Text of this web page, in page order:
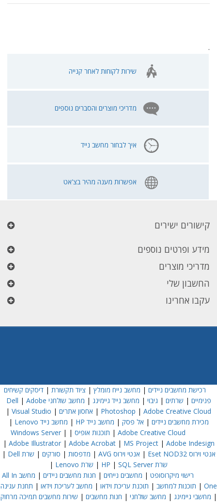
.
שירות לקוחות לאחר קנייה
מדריכי מוצרים והסברים נוספים
איך לבחור מחשב נייד
אפשרות מענה מהיר בצ'אט
קישורים ישירים
מידע ופרטים נוספים
מדריכי מוצרים
החשבון שלי
עקבו אחרינו
רכישת מחשבים ניידים | מחשב נייח מומלץ | ציוד תקשורת |דיסקים קשיחים
פנימיים | שרתים | גיבוי | מחשב נייד גיימינג | מחשב שולחני Dell | Adobe
Photoshop | Adobe Creative Cloud
| אחסון אתרים |
Visual Studio
|
מכירת מחשבים ניידים | אל פסק | מחשב נייד HP | מחשב נייד Lenovo
|
Adobe Creative Cloud
| תוכנות אופיס |
Windows Server|
Adobe Illustrator| Adobe Acrobat| MS Project| Adobe Indesign
|
אנטי וירוס Eset NOD32
| אנטי וירוס AVG | מדפסות | סורקים | שרת Dell
|
שרת HP
| SQL Server
| שרת Lenovo
|
רישוי מיקרוסופט | מחשבים נייחים | חנות מחשבים ניידים |
מחשב All In
One
| תוכנות למחשב | תוכנת עריכת וידאו | מחשב לעריכת וידאו | תחנת עגינה
| מחשבי גיימינג | מחשב שולחני | חנות מחשבים | שירות מחשבים תמיכה מרחוק